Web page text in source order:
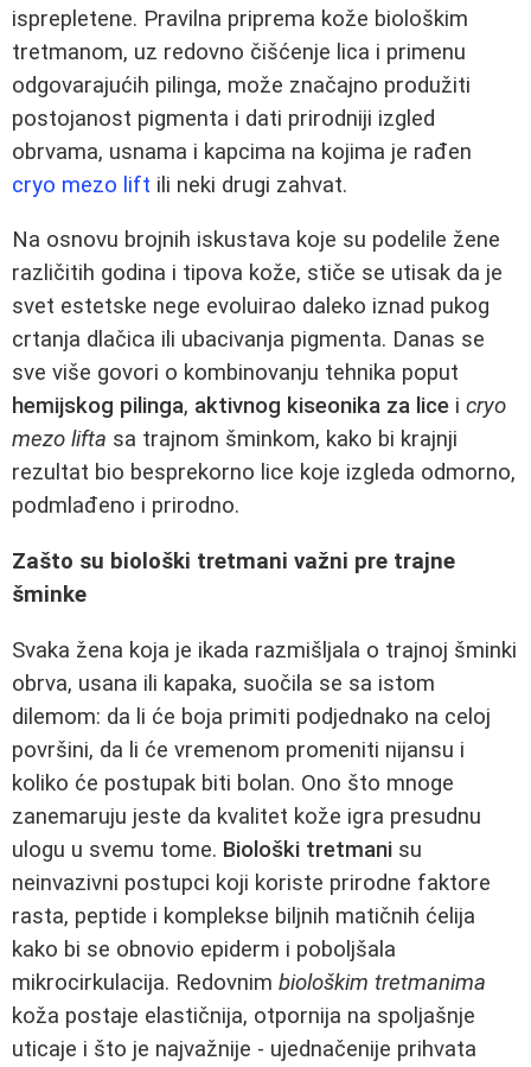
isprepletene. Pravilna priprema kože biološkim
tretmanom, uz redovno čišćenje lica i primenu
odgovarajućih pilinga, može značajno produžiti
postojanost pigmenta i dati prirodniji izgled
obrvama, usnama i kapcima na kojima je rađen
cryo mezo lift ili neki drugi zahvat.
Na osnovu brojnih iskustava koje su podelile žene
različitih godina i tipova kože, stiče se utisak da je
svet estetske nege evoluirao daleko iznad pukog
crtanja dlačica ili ubacivanja pigmenta. Danas se
sve više govori o kombinovanju tehnika poput
hemijskog pilinga, aktivnog kiseonika za lice i cryo
mezo lifta sa trajnom šminkom, kako bi krajnji
rezultat bio besprekorno lice koje izgleda odmorno,
podmlađeno i prirodno.
Zašto su biološki tretmani važni pre trajne
šminke
Svaka žena koja je ikada razmišljala o trajnoj šminki
obrva, usana ili kapaka, suočila se sa istom
dilemom: da li će boja primiti podjednako na celoj
površini, da li će vremenom promeniti nijansu i
koliko će postupak biti bolan. Ono što mnoge
zanemaruju jeste da kvalitet kože igra presudnu
ulogu u svemu tome. Biološki tretmani su
neinvazivni postupci koji koriste prirodne faktore
rasta, peptide i komplekse biljnih matičnih ćelija
kako bi se obnovio epiderm i poboljšala
mikrocirkulacija. Redovnim biološkim tretmanima
koža postaje elastičnija, otpornija na spoljašnje
uticaje i što je najvažnije - ujednačenije prihvata